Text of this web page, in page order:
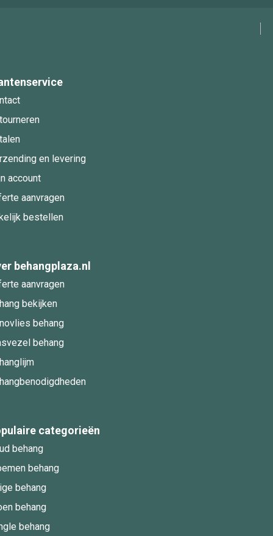
en levering
account
aanvragen
bestellen
behangplaza.nl
aanvragen
bekijken
behang
behang
categorieën
behang
behang
behang
behang
behang